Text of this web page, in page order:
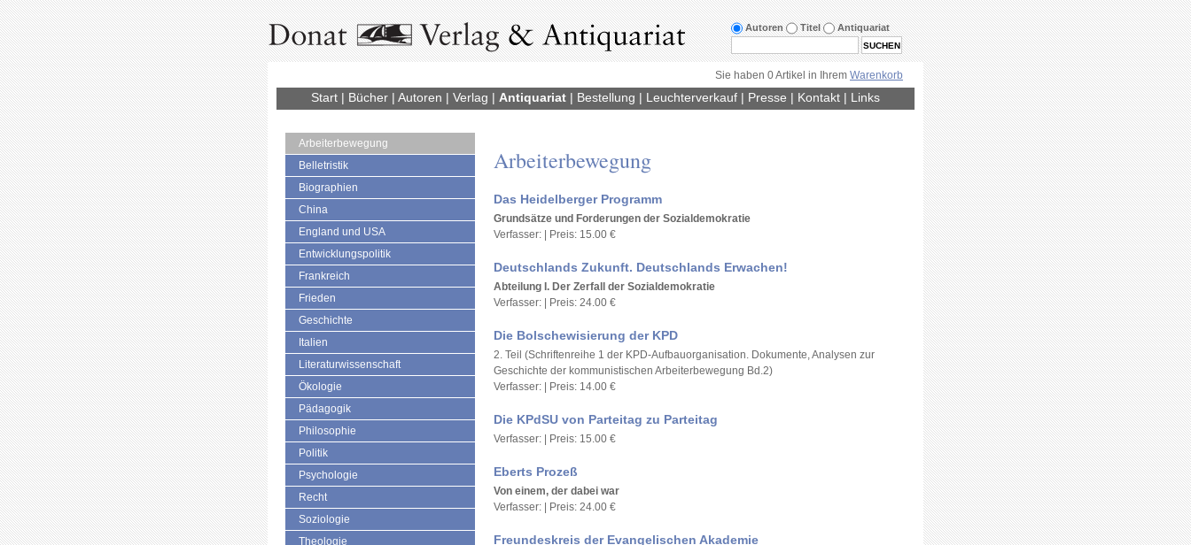
Autoren Titel Antiquariat
Sie haben 0 Artikel in Ihrem Warenkorb
Start | Bücher | Autoren | Verlag | Antiquariat | Bestellung | Leuchterverkauf | Presse | Kontakt | Links
Arbeiterbewegung
Belletristik
Biographien
China
England und USA
Entwicklungspolitik
Frankreich
Frieden
Geschichte
Italien
Literaturwissenschaft
Ökologie
Pädagogik
Philosophie
Politik
Psychologie
Recht
Soziologie
Theologie
Arbeiterbewegung
Das Heidelberger Programm
Grundsätze und Forderungen der Sozialdemokratie
Verfasser: | Preis: 15.00 €
Deutschlands Zukunft. Deutschlands Erwachen!
Abteilung I. Der Zerfall der Sozialdemokratie
Verfasser: | Preis: 24.00 €
Die Bolschewisierung der KPD
2. Teil (Schriftenreihe 1 der KPD-Aufbauorganisation. Dokumente, Analysen zur
Geschichte der kommunistischen Arbeiterbewegung Bd.2)
Verfasser: | Preis: 14.00 €
Die KPdSU von Parteitag zu Parteitag
Verfasser: | Preis: 15.00 €
Eberts Prozeß
Von einem, der dabei war
Verfasser: | Preis: 24.00 €
Freundeskreis der Evangelischen Akademie